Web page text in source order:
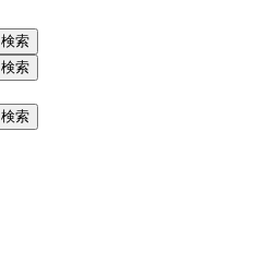
検索
検索
検索